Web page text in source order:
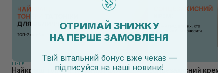
ШКIРА
Найкращі тонери та тоніки для
Сонцезахисний
ОТРИМАЙ ЗНИЖКУ
НА ПЕРШЕ ЗАМОВЛЕНЯ
Твій вітальний бонус вже чекає —
підписуйся на наші новини!